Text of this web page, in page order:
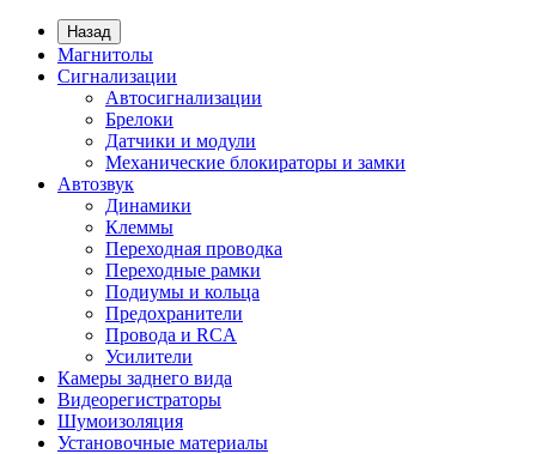
Назад
Магнитолы
Сигнализации
Автосигнализации
Брелоки
Датчики и модули
Механические блокираторы и замки
Автозвук
Динамики
Клеммы
Переходная проводка
Переходные рамки
Подиумы и кольца
Предохранители
Провода и RCA
Усилители
Камеры заднего вида
Видеорегистраторы
Шумоизоляция
Установочные материалы